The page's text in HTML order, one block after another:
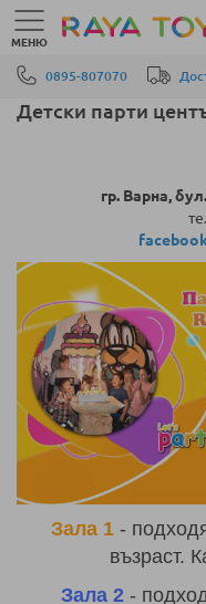
Прескачане към
0895-807070
МЕНЮ
Детски парти
гр. Варна,
Зала 1 -
възраст.
Зала 2 -